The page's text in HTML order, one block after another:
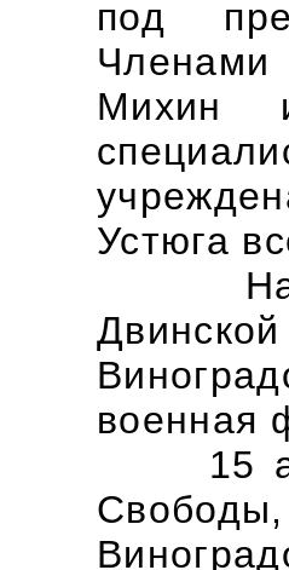
под
Членами
Михин
Устюга
военная
15